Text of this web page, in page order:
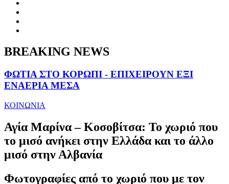
BREAKING NEWS
ΦΩΤΙΑ ΣΤΟ ΚΟΡΩΠΙ - ΕΠΙΧΕΙΡΟΥΝ ΕΞΙ
ΕΝΑΕΡΙΑ ΜΕΣΑ
ΚΟΙΝΩΝΙΑ
Αγία Μαρίνα – Κοσοβίτσα: Το χωριό που
το μισό ανήκει στην Ελλάδα και το άλλο
μισό στην Αλβανία
Φωτογραφίες από το χωριό που με τον